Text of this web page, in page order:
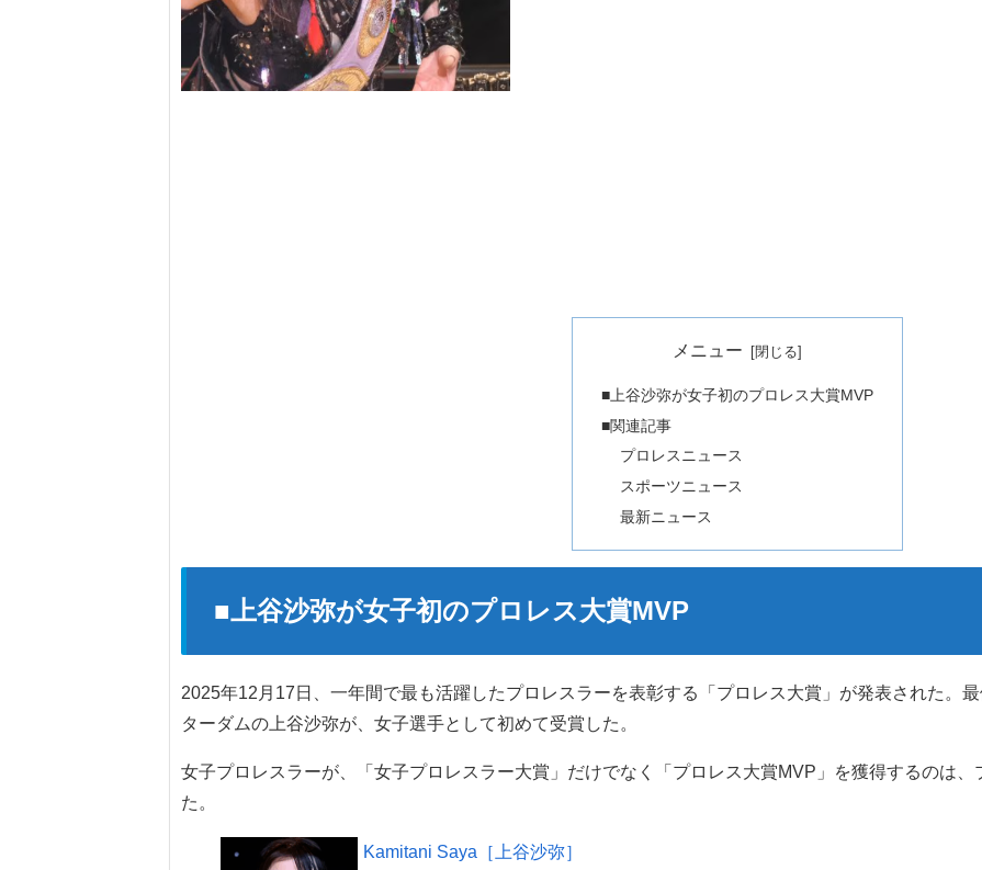
メニュー
■上谷沙弥が女子初のプロレス大賞MVP
■関連記事
プロレスニュース
スポーツニュース
最新ニュース
■上谷沙弥が女子初のプロレス大賞MVP
2025年12月17日、一年間で最も活躍したプロレスラーを表彰する「プロレス大賞」が発表された。
ターダムの上谷沙弥が、女子選手として初めて受賞した。
女子プロレスラーが、「女子プロレスラー大賞」だけでなく「プロレス大賞MVP」を獲得するのは
た。
Kamitani Saya［上谷沙弥］